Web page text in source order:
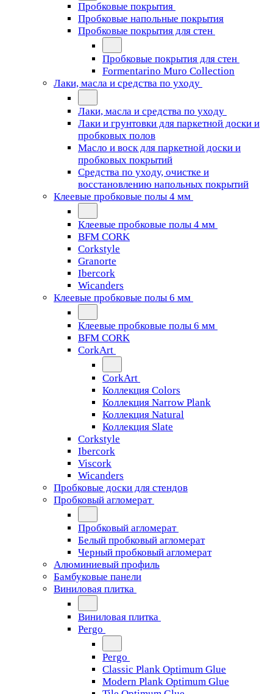
Пробковые покрытия
Пробковые напольные покрытия
Пробковые покрытия для стен
Пробковые покрытия для стен
Formentarino Muro Collection
Лаки, масла и средства по уходу
Лаки, масла и средства по уходу
Лаки и грунтовки для паркетной доски и
пробковых полов
Масло и воск для паркетной доски и
пробковых покрытий
Средства по уходу, очистке и
восстановлению напольных покрытий
Клеевые пробковые полы 4 мм
Клеевые пробковые полы 4 мм
BFM CORK
Corkstyle
Granorte
Ibercork
Wicanders
Клеевые пробковые полы 6 мм
Клеевые пробковые полы 6 мм
BFM CORK
CorkArt
CorkArt
Коллекция Colors
Коллекция Narrow Plank
Коллекция Natural
Коллекция Slate
Corkstyle
Ibercork
Viscork
Wicanders
Пробковые доски для стендов
Пробковый агломерат
Пробковый агломерат
Белый пробковый агломерат
Черный пробковый агломерат
Алюминиевый профиль
Бамбуковые панели
Виниловая плитка
Виниловая плитка
Pergo
Pergo
Classic Plank Optimum Glue
Modern Plank Optimum Glue